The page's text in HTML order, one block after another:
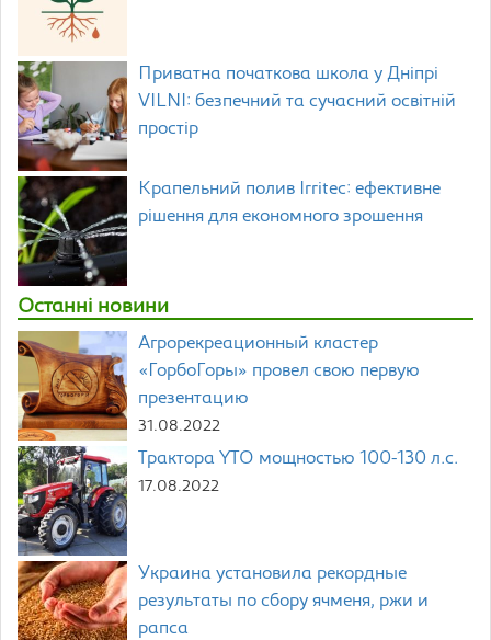
Приватна початкова школа у Дніпрі
VILNI: безпечний та сучасний освітній
простір
Крапельний полив Irritec: ефективне
рішення для економного зрошення
Останні новини
Агрорекреационный кластер
«ГорбоГоры» провел свою первую
презентацию
31.08.2022
Трактора YTO мощностью 100-130 л.с.
17.08.2022
Украина установила рекордные
результаты по сбору ячменя, ржи и
рапса